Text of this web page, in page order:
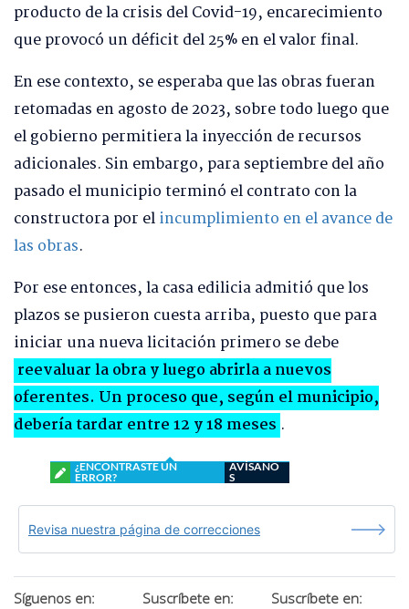
producto de la crisis del Covid-19, encarecimiento
que provocó un déficit del 25% en el valor final.
En ese contexto, se esperaba que las obras fueran
retomadas en agosto de 2023, sobre todo luego que
el gobierno permitiera la inyección de recursos
adicionales. Sin embargo, para septiembre del año
pasado el municipio terminó el contrato con la
constructora por elincumplimiento en el avance de
las obras.
Por ese entonces, la casa edilicia admitió que los
plazos se pusieron cuesta arriba, puesto que para
iniciar una nueva licitación primero se debe
reevaluar la obra y luego abrirla a nuevos
oferentes. Un proceso que, según el municipio,
debería tardar entre 12 y 18 meses .
¿ENCONTRASTE UN
ERROR?
AVÍSANO
S
Revisa nuestra página de correcciones
Síguenos en: Suscríbete en: Suscríbete en: